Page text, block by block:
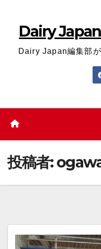
キ
プ
Dairy
Dairy Japan編集部
投稿者: